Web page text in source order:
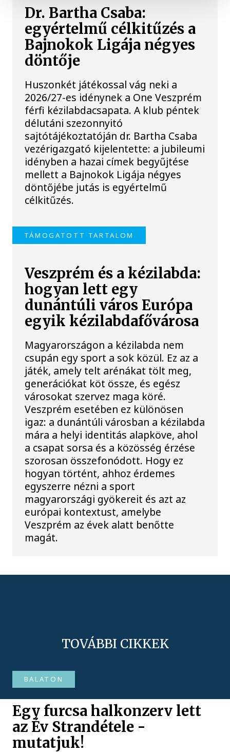
Dr. Bartha Csaba:
egyértelmű célkitűzés a
Bajnokok Ligája négyes
döntője
Huszonkét játékossal vág neki a
2026/27-es idénynek a One Veszprém
férfi kézilabdacsapata. A klub péntek
délutáni szezonnyitó
sajtótájékoztatóján dr. Bartha Csaba
vezérigazgató kijelentette: a jubileumi
idényben a hazai címek begyűjtése
mellett a Bajnokok Ligája négyes
döntőjébe jutás is egyértelmű
célkitűzés.
TÁMOGATOTT TARTALOM
Veszprém és a kézilabda:
hogyan lett egy
dunántúli város Európa
egyik kézilabdafővárosa
Magyarországon a kézilabda nem
csupán egy sport a sok közül. Ez az a
játék, amely telt arénákat tölt meg,
generációkat köt össze, és egész
városokat szervez maga köré.
Veszprém esetében ez különösen
igaz: a dunántúli városban a kézilabda
mára a helyi identitás alapköve, ahol
a csapat sorsa és a közösség érzése
szorosan összefonódott. Hogy ez
hogyan történt, ahhoz érdemes
egyszerre nézni a sport
magyarországi gyökereit és azt az
európai kontextust, amelybe
Veszprém az évek alatt benőtte
magát.
TOVÁBBI CIKKEK
BALATON
Egy furcsa halkonzerv lett
az Év Strandétele -
mutatjuk!